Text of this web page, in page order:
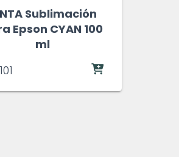
Sublimación
Epson CYAN 100
ml